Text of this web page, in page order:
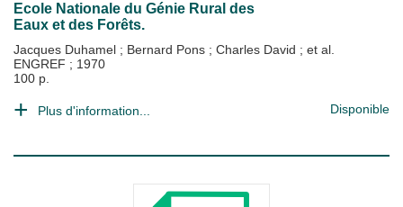
Ecole Nationale du Génie Rural des
Eaux et des Forêts.
Jacques Duhamel ; Bernard Pons ; Charles David ; et al.
ENGREF ; 1970
100 p.
Plus d'information... Disponible